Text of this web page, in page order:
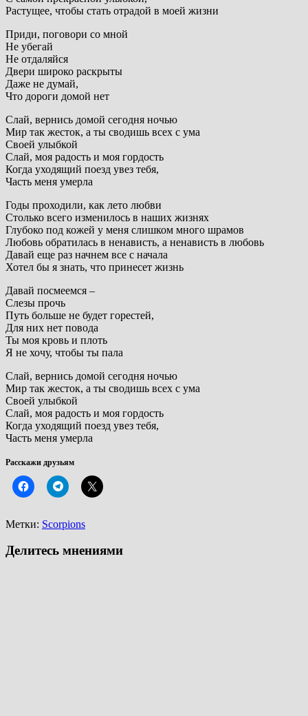
Растущее, чтобы стать отрадой в моей жизни
Приди, поговори со мной
Не убегай
Не отдаляйся
Двери широко раскрыты
Даже не думай,
Что дороги домой нет
Слай, вернись домой сегодня ночью
Мир так жесток, а ты сводишь всех с ума
Своей улыбкой
Слай, моя радость и моя гордость
Когда уходящий поезд увез тебя,
Часть меня умерла
Годы проходили, как лето любви
Столько всего изменилось в наших жизнях
Глубоко под кожей у меня слишком много шрамов
Любовь обратилась в ненависть, а ненависть в любовь
Давай еще раз начнем все с начала
Хотел бы я знать, что принесет жизнь
Давай посмеемся –
Слезы прочь
Путь больше не будет горестей,
Для них нет повода
Ты моя кровь и плоть
Я не хочу, чтобы ты пала
Слай, вернись домой сегодня ночью
Мир так жесток, а ты сводишь всех с ума
Своей улыбкой
Слай, моя радость и моя гордость
Когда уходящий поезд увез тебя,
Часть меня умерла
Расскажи друзьям
Метки: Scorpions
Делитесь мнениями